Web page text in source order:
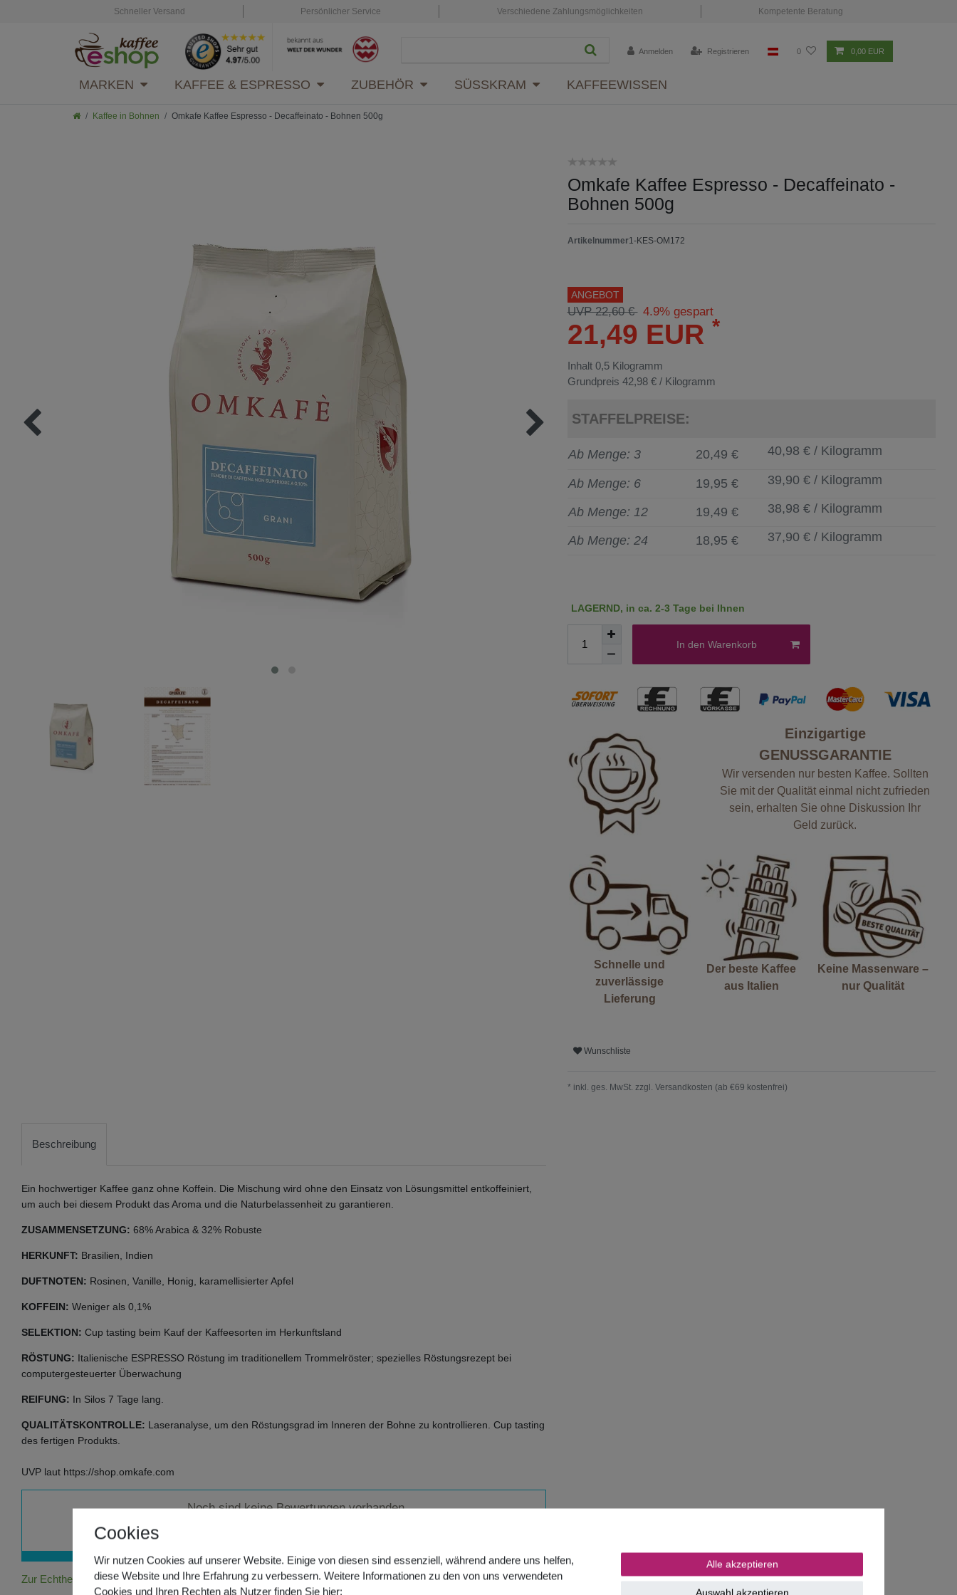
Schneller Versand Persönlicher Service Verschiedene Zahlungsmöglichkeiten Kompetente Beratung
Anmelden Registrieren 0 0,00 EUR
MARKEN KAFFEE & ESPRESSO ZUBEHÖR SÜSSKRAM KAFFEEWISSEN
Kaffee in Bohnen Omkafe Kaffee Espresso - Decaffeinato - Bohnen 500g
Omkafe Kaffee Espresso - Decaffeinato -
Bohnen 500g
Artikelnummer1-KES-OM172
ANGEBOT
UVP 22,60 € 4.9% gespart
21,49 EUR *
Inhalt 0,5 Kilogramm
Grundpreis 42,98 € / Kilogramm
STAFFELPREISE:
Ab Menge: 3 20,49 € 40,98 € / Kilogramm
Ab Menge: 6 19,95 € 39,90 € / Kilogramm
Ab Menge: 12 19,49 € 38,98 € / Kilogramm
Ab Menge: 24 18,95 € 37,90 € / Kilogramm
LAGERND, in ca. 2-3 Tage bei Ihnen
In den Warenkorb
Einzigartige
GENUSSGARANTIE
Wir versenden nur besten Kaffee. Sollten
Sie mit der Qualität einmal nicht zufrieden
sein, erhalten Sie ohne Diskussion Ihr
Geld zurück.
Schnelle und
zuverlässige
Lieferung
Der beste Kaffee
aus Italien
Keine Massenware –
nur Qualität
Wunschliste
* inkl. ges. MwSt. zzgl. Versandkosten (ab €69 kostenfrei)
Beschreibung
Ein hochwertiger Kaffee ganz ohne Koffein. Die Mischung wird ohne den Einsatz von Lösungsmittel entkoffeiniert,
um auch bei diesem Produkt das Aroma und die Naturbelassenheit zu garantieren.
ZUSAMMENSETZUNG: 68% Arabica & 32% Robuste
HERKUNFT: Brasilien, Indien
DUFTNOTEN: Rosinen, Vanille, Honig, karamellisierter Apfel
KOFFEIN: Weniger als 0,1%
SELEKTION: Cup tasting beim Kauf der Kaffeesorten im Herkunftsland
RÖSTUNG: Italienische ESPRESSO Röstung im traditionellem Trommelröster; spezielles Röstungsrezept bei
computergesteuerter Überwachung
REIFUNG: In Silos 7 Tage lang.
QUALITÄTSKONTROLLE: Laseranalyse, um den Röstungsgrad im Inneren der Bohne zu kontrollieren. Cup tasting
des fertigen Produkts.
UVP laut https://shop.omkafe.com
Noch sind keine Bewertungen vorhanden.
Zur Echtheit der Bewertungen
Cookies
Wir nutzen Cookies auf unserer Website. Einige von diesen sind essenziell, während andere uns helfen,
diese Website und Ihre Erfahrung zu verbessern. Weitere Informationen zu den von uns verwendeten
Cookies und Ihren Rechten als Nutzer finden Sie hier:
Alle akzeptieren
Auswahl akzeptieren